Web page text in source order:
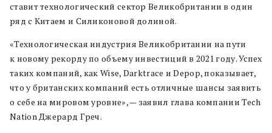
ставит технологический сектор Великобритании в один
ряд с Китаем и Силиконовой долиной.
«Технологическая индустрия Великобритании на пути
к новому рекорду по объему инвестиций в 2021 году. Успех
таких компаний, как Wise, Darktrace и Depop, показывает,
что у британских компаний есть отличные шансы заявить
о себе на мировом уровне», — заявил глава компании Tech
Nation Джерард Греч.